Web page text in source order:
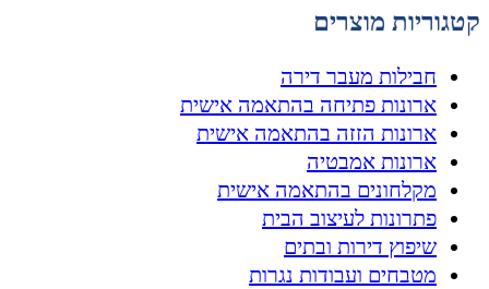
קטגוריות מוצרים
חבילות מעבר דירה
ארונות פתיחה בהתאמה אישית
ארונות הזזה בהתאמה אישית
ארונות אמבטיה
מקלחונים בהתאמה אישית
פתרונות לעיצוב הבית
שיפוץ דירות ובתים
מטבחים ועבודות נגרות